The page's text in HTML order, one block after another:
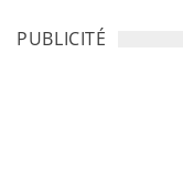
PUBLICITÉ